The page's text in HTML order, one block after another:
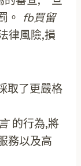
。 fb買留
律風險,損
取了更嚴格
的行為,將
務以及高